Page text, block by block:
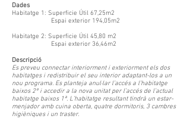
Dades
Habitatge 1: Superficie Útil 67,25m2
Espai exterior 194,05m2
Habitatge 2: Superficie Útil 45,80 m2
Espai exterior 36,46m2
Descripció
Es preveu connectar interiorment i exteriorment els dos
habitatges i redistribuir el seu interior adaptant-los a un
nou programa. Es planteja anul·lar l’accés a l’habitatge
baixos 2ª i accedir a la nova unitat per l’accés de l’actual
habitatge baixos 1ª. L’habitatge resultant tindrà un estar-
menjador amb cuina oberta, quatre dormitoris, 3 cambres
higièniques i un traster.